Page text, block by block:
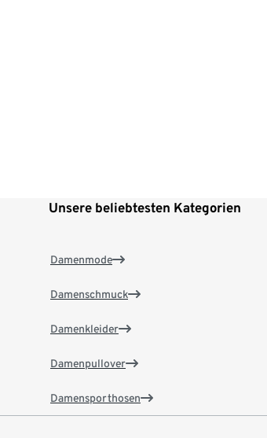
Unsere beliebtesten Kategorien
Damenmode
Damenschmuck
Damenkleider
Damenpullover
Damensporthosen